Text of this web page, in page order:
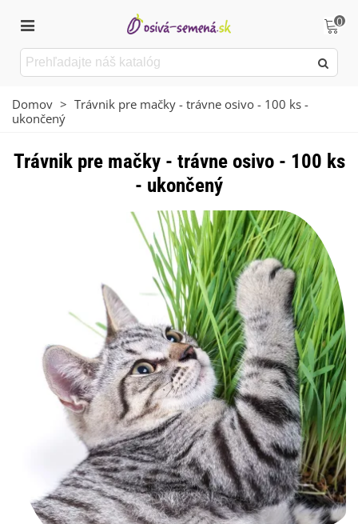
0
Domov > Trávnik pre mačky - trávne osivo - 100 ks -
ukončený
Trávnik pre mačky - trávne osivo - 100 ks
- ukončený